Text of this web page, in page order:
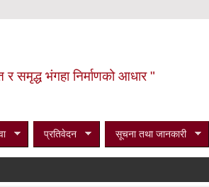
र समृद्ध भंगहा निर्माणको आधार "
प्रतिवेदन सूचना तथा जानकारी